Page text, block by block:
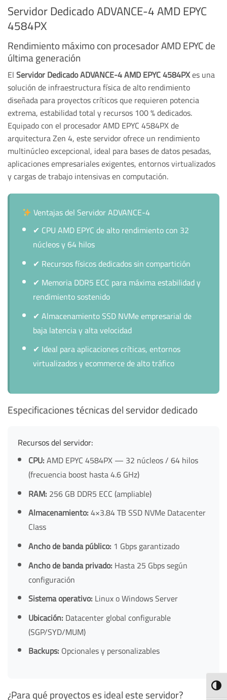
Servidor Dedicado ADVANCE-4 AMD EPYC
4584PX
Rendimiento máximo con procesador AMD EPYC de
última generación
ElServidor Dedicado ADVANCE-4 AMD EPYC 4584PXes una
solución de infraestructura física de alto rendimiento
diseñada para proyectos críticos que requieren potencia
extrema, estabilidad total y recursos 100 % dedicados.
Equipado con el procesador AMD EPYC 4584PX de
arquitectura Zen 4, este servidor ofrece un rendimiento
multinúcleo excepcional, ideal para bases de datos pesadas,
aplicaciones empresariales exigentes, entornos virtualizados
y cargas de trabajo intensivas en computación.
Ventajas del Servidor ADVANCE-4
✔ CPU AMD EPYC de alto rendimiento con 32
núcleos y 64 hilos
✔ Recursos físicos dedicados sin compartición
✔ Memoria DDR5 ECC para máxima estabilidad y
rendimiento sostenido
✔Almacenamiento SSD NVMe empresarial de
baja latencia y alta velocidad
✔ Ideal para aplicaciones críticas, entornos
virtualizados y ecommerce de alto tráfico
Especificaciones técnicas del servidor dedicado
Recursos del servidor:
CPU:AMD EPYC 4584PX — 32 núcleos / 64 hilos
(frecuencia boost hasta 4.6 GHz)
RAM: 256 GB DDR5 ECC (ampliable)
Almacenamiento:4×3.84 TB SSD NVMe Datacenter
Class
Ancho de banda público: 1 Gbps garantizado
Ancho de banda privado: Hasta 25 Gbps según
configuración
Sistema operativo: Linux o Windows Server
Ubicación: Datacenter global configurable
(SGP/SYD/MUM)
Backups: Opcionales y personalizables
¿Para qué proyectos es ideal este servidor?